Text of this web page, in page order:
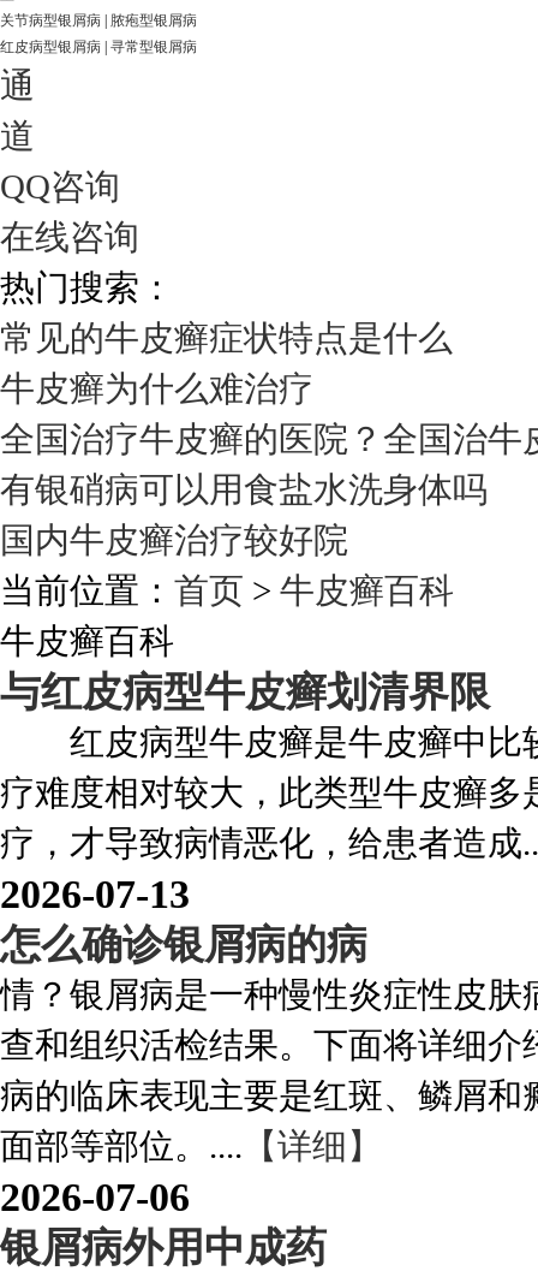
关节病型银屑病
脓疱型银屑病
红皮病型银屑病 寻常型银屑病
通
道
QQ咨询
在线咨询
热门搜索：
常见的牛皮癣症状特点是什么
牛皮癣为什么难治疗
全国治疗牛皮癣的医院？全国治牛
有银硝病可以用食盐水洗身体吗
国内牛皮癣治疗较好院
当前位置： 首页 > 牛皮癣百科
牛皮癣百科
与红皮病型牛皮癣划清界限
红皮病型牛皮癣是牛皮癣中比
疗难度相对较大，此类型牛皮癣
疗，才导致病情恶化，给患者造成
2026-07-13
怎么确诊银屑病的病
情？银屑病是一种慢性炎症性皮
查和组织活检结果。下面将详细
病的临床表现主要是红斑、鳞屑
面部等部位。.... 【详细】
2026-07-06
银屑病外用中成药